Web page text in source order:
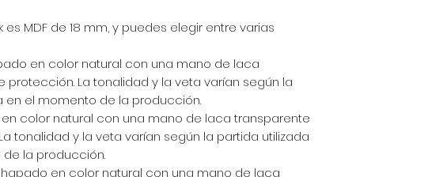
es MDF de 18 mm, y puedes elegir entre varias
en color natural con una mano de laca
protección. La tonalidad y la veta varían según la
en el momento de la producción.
color natural con una mano de laca transparente
tonalidad y la veta varían según la partida utilizada
la producción.
en color natural con una mano de laca